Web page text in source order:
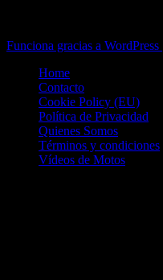
Funciona gracias a WordPress
Home
Contacto
Cookie Policy (EU)
Política de Privacidad
Quienes Somos
Términos y condiciones
Vídeos de Motos